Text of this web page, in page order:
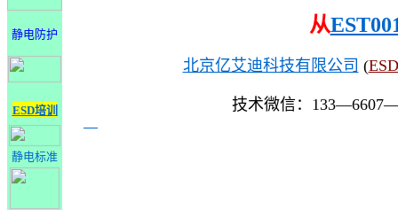
静电防护
ESD培训
静电标准
从
北京亿艾迪科技有限公司 (
技术微信：